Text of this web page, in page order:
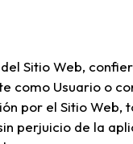
Sitio Web,
como Usuario o
por el Sitio
perjuicio de la